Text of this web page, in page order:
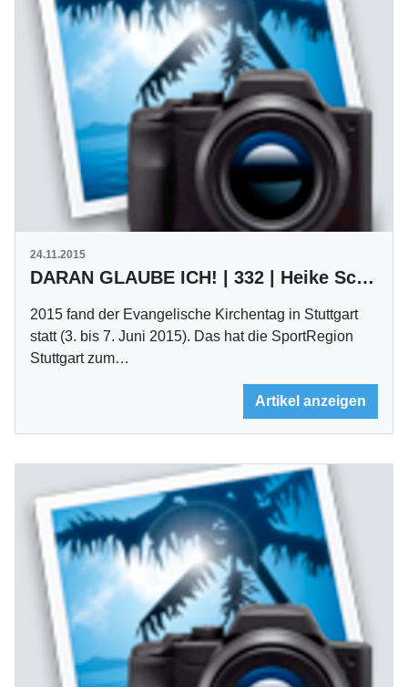
24.11.2015
DARAN GLAUBE ICH! | 332 | Heike Schmid
2015 fand der Evangelische Kirchentag in Stuttgart
statt (3. bis 7. Juni 2015). Das hat die SportRegion
Stuttgart zum…
Artikel anzeigen